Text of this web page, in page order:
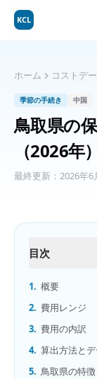
KCL
ホーム コストデ
季節の手続き 中国
鳥取県の
（2026年）
最終更新： 2026年6
目次
1. 概要
2. 費用レンジ
3. 費用の内訳
4. 算出方法と
5. 鳥取県の特徴